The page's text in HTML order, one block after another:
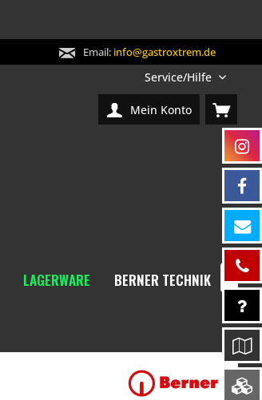
Email: info@gastroxtrem.de
Service/Hilfe
Mein Konto
LAGERWARE BERNER TECHNIK